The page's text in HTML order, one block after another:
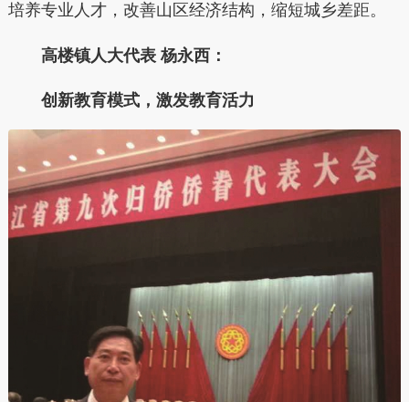
培养专业人才，改善山区经济结构，缩短城乡差距。
高楼镇人大代表 杨永西：
创新教育模式，激发教育活力